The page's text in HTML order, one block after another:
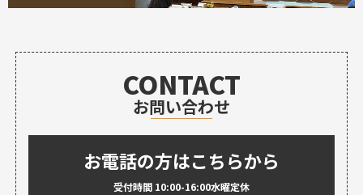
CONTACT
お問い合わせ
お電話の方はこちらから
受付時間 10:00-16:00水曜定休